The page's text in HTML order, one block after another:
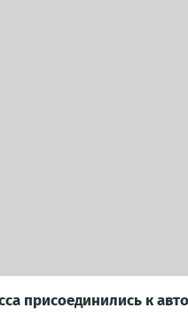
присоединились к